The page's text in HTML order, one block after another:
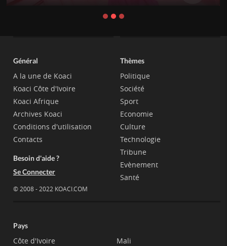
Général
A la une de Koaci
Koaci Côte d'Ivoire
Koaci Afrique
Archives Koaci
Conditions d'utilisation
Contacts
Besoin d'aide ?
Se Connecter
© 2008 - 2022 KOACI.COM
Thèmes
Politique
Société
Sport
Economie
Culture
Technologie
Tribune
Evènement
Santé
Pays
Côte d'Ivoire
Mali